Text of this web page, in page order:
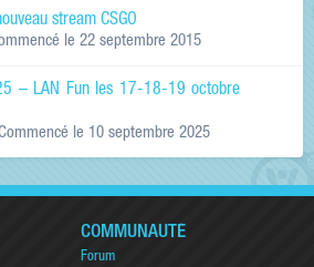
stream CSGO
le 22 septembre 2015
– LAN Fun les 17-18-19 octobre
le 10 septembre 2025
COMMUNAUTÉ
Forum